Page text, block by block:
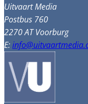
Uitvaart Media
Postbus 760
2270 AT Voorburg
E: